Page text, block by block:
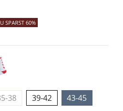
SPARST 60%
38 39-42
43-45